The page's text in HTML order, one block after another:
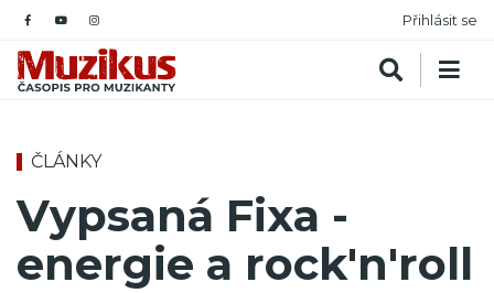
Přihlásit se
ČLÁNKY
Vypsaná Fixa -
energie a rock'n'roll